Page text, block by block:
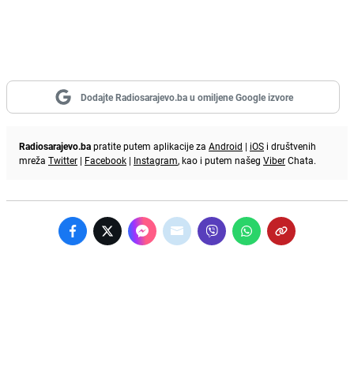
Dodajte Radiosarajevo.ba u omiljene Google izvore
Radiosarajevo.bapratite putem aplikacije za Android | iOS i društvenih
mreža Twitter | Facebook | Instagram, kao i putem našeg ViberChata.